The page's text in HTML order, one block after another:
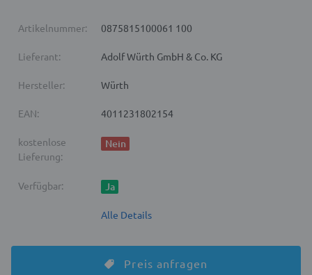
Artikelnummer: 0875815100061 100
Lieferant: Adolf Würth GmbH & Co. KG
Hersteller: Würth
EAN: 4011231802154
kostenlose
Lieferung:
Nein
Verfügbar: Ja
Alle Details
Preis anfragen